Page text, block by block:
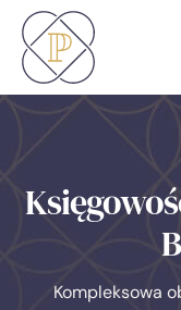
O nas
Usługi
Kontakt
Kompleksowa